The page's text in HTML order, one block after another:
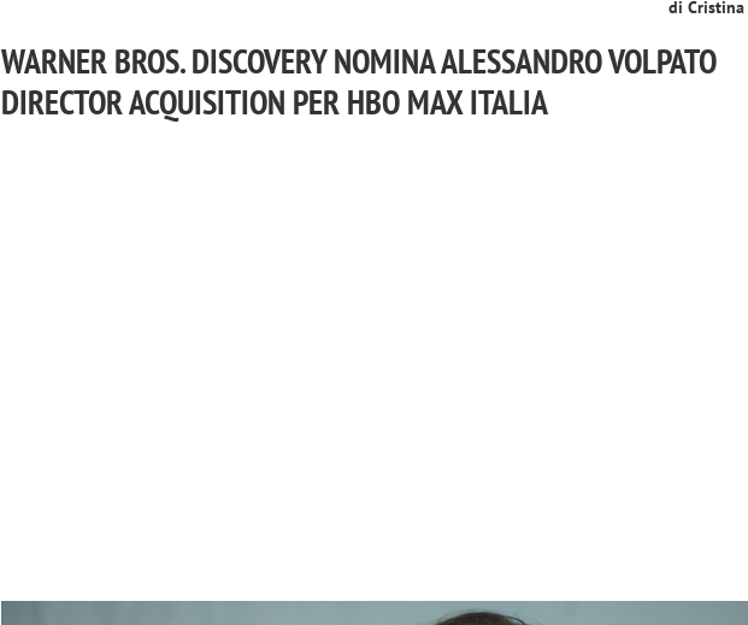
di Cristina
WARNER BROS. DISCOVERY NOMINA ALESSANDRO VOLPATO
DIRECTOR ACQUISITION PER HBO MAX ITALIA